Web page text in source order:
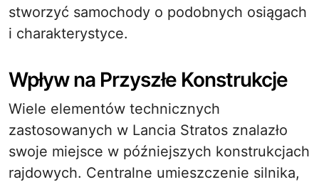
stworzyć samochody o podobnych osiągach
i charakterystyce.
Wpływ na Przyszłe Konstrukcje
Wiele elementów technicznych
zastosowanych w Lancia Stratos znalazło
swoje miejsce w późniejszych konstrukcjach
rajdowych. Centralne umieszczenie silnika,